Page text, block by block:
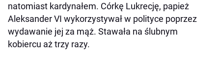
natomiast kardynałem. Córkę Lukrecję, papież
Aleksander VI wykorzystywał w polityce poprzez
wydawanie jej za mąż. Stawała na ślubnym
kobiercu aż trzy razy.